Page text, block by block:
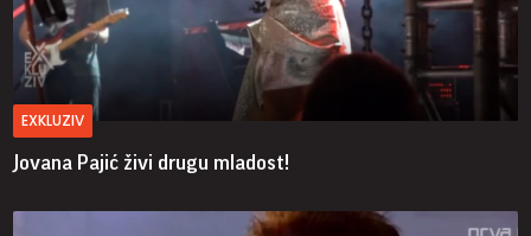
EXKLUZIV
Jovana Pajić živi drugu mladost!